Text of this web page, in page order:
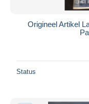
Origineel Artikel
Status